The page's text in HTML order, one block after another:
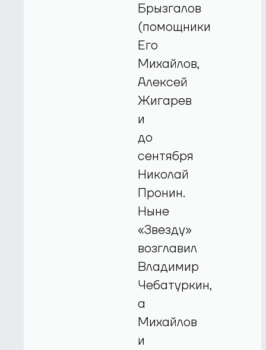
Брызгалов
(помощники
Его
Михайлов,
Алексей
Жигарев
и
до
сентября
Николай
Пронин.
Ныне
«Звезду»
возглавил
Владимир
Чебатуркин,
а
Михайлов
и